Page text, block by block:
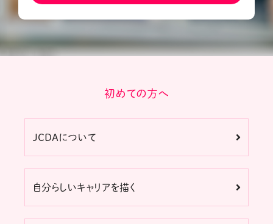
初めての方へ
JCDAについて
自分らしいキャリアを描く